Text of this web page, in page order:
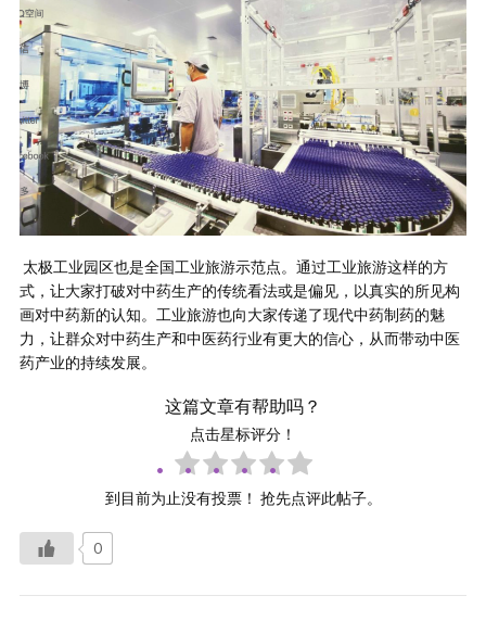
太极工业园区也是全国工业旅游示范点。通过工业旅游这样的方
式，让大家打破对中药生产的传统看法或是偏见，以真实的所见构
画对中药新的认知。工业旅游也向大家传递了现代中药制药的魅
力，让群众对中药生产和中医药行业有更大的信心，从而带动中医
药产业的持续发展。
这篇文章有帮助吗？
点击星标评分！
到目前为止没有投票！ 抢先点评此帖子。
0